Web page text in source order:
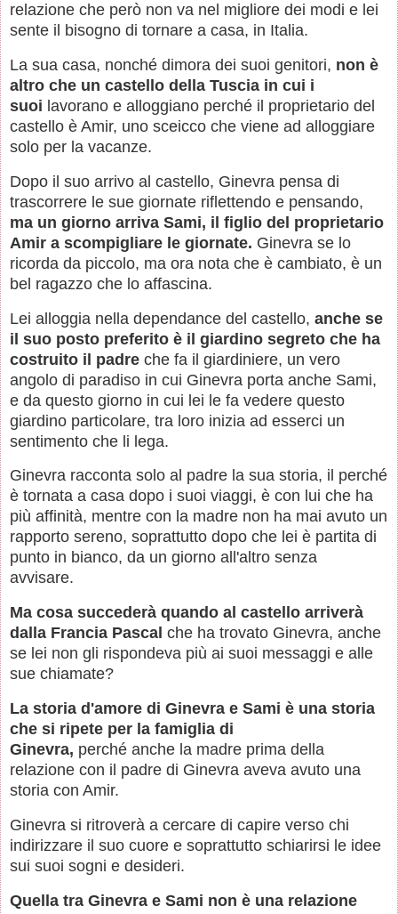
relazione che però non va nel migliore dei modi e lei
sente il bisogno di tornare a casa, in Italia.
La sua casa, nonché dimora dei suoi genitori, non è
altro che un castello della Tuscia in cui i
suoi lavorano e alloggiano perché il proprietario del
castello è Amir, uno sceicco che viene ad alloggiare
solo per la vacanze.
Dopo il suo arrivo al castello, Ginevra pensa di
trascorrere le sue giornate riflettendo e pensando,
ma un giorno arriva Sami, il figlio del proprietario
Amir a scompigliare le giornate. Ginevra se lo
ricorda da piccolo, ma ora nota che è cambiato, è un
bel ragazzo che lo affascina.
Lei alloggia nella dependance del castello, anche se
il suo posto preferito è il giardino segreto che ha
costruito il padre che fa il giardiniere, un vero
angolo di paradiso in cui Ginevra porta anche Sami,
e da questo giorno in cui lei le fa vedere questo
giardino particolare, tra loro inizia ad esserci un
sentimento che li lega.
Ginevra racconta solo al padre la sua storia, il perché
è tornata a casa dopo i suoi viaggi, è con lui che ha
più affinità, mentre con la madre non ha mai avuto un
rapporto sereno, soprattutto dopo che lei è partita di
punto in bianco, da un giorno all'altro senza
avvisare.
Ma cosa succederà quando al castello arriverà
dalla Francia Pascal che ha trovato Ginevra, anche
se lei non gli rispondeva più ai suoi messaggi e alle
sue chiamate?
La storia d'amore di Ginevra e Sami è una storia
che si ripete per la famiglia di
Ginevra, perché anche la madre prima della
relazione con il padre di Ginevra aveva avuto una
storia con Amir.
Ginevra si ritroverà a cercare di capire verso chi
indirizzare il suo cuore e soprattutto schiarirsi le idee
sui suoi sogni e desideri.
Quella tra Ginevra e Sami non è una relazione